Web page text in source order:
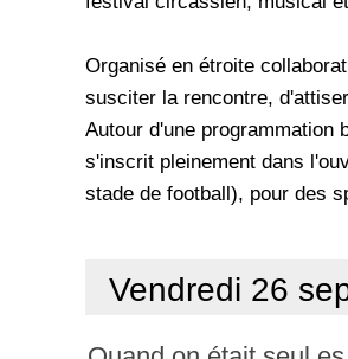
Organisé en étroite
susciter la rencontre,
Autour d'une programmation
s'inscrit pleinement dans
stade de football), pour des
Vendredi 26